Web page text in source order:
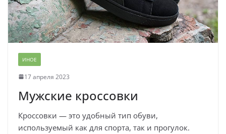
ИНОЕ
17 апреля 2023
Мужские кроссовки
Кроссовки — это удобный тип обуви,
используемый как для спорта, так и прогулок.